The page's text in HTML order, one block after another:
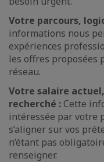
Votre parcours,
informations nous
expériences
les offres proposées
réseau.
Votre salaire
recherché : Cette
intéressée par votre
s’aligner sur vos
n’étant pas
renseigner.